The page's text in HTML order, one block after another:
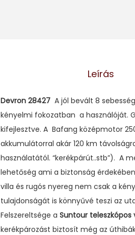
Leírás
Devron 28427 A jól bevált 8
kényelmi fokozatban a használóját.
kifejlesztve. A Bafang középmotor
akkumulátorral akár 120 km
használatától. “kerékpárút..stb”). A
lehetőség ami a biztonság
villa és rugós nyereg nem csak a
tulajdonságát is könnyűvé teszi az
Felszereltsége a Suntour teleszkópos
kerékpározást biztosít még az